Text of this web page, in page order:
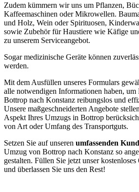
Zudem kümmern wir uns um Pflanzen,
Kaffeemaschinen oder Mikrowellen.
und Holz, Wein oder Spirituosen,
sowie Zubehör für Haustiere wie Käfige
zu unserem Serviceangebot.
Sogar medizinische Geräte können
werden.
Mit dem Ausfüllen unseres Formulars
alle notwendigen Informationen haben,
Bottrop nach Konstanz reibungslos und
Unsere maßgeschneiderten Angebote
Aspekt Ihres Umzugs in Bottrop
von Art oder Umfang des Transportguts.
Setzen Sie auf unseren umfassenden
Umzug von Bottrop nach Konstanz so
gestalten. Füllen Sie jetzt unser
und überlassen Sie uns den Rest!